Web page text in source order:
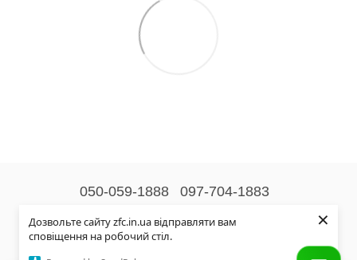
Дозвольте сайту zfc.in.ua відправляти вам
сповіщення на робочий стіл.
×
050-059-1888 097-704-1883
Контактна інформація